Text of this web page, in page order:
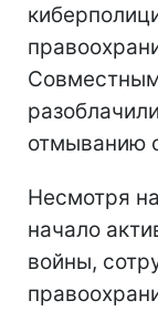
отмыванию
Несмотря
начало
войны,